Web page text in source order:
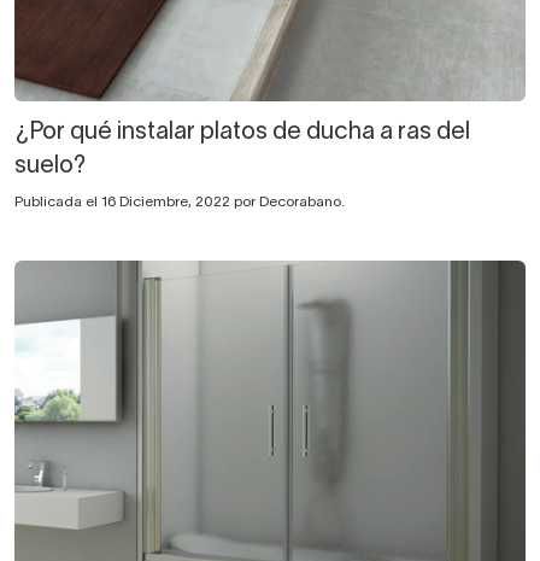
¿Por qué instalar platos de ducha a ras del
suelo?
Publicada el 16 Diciembre, 2022 por Decorabano.